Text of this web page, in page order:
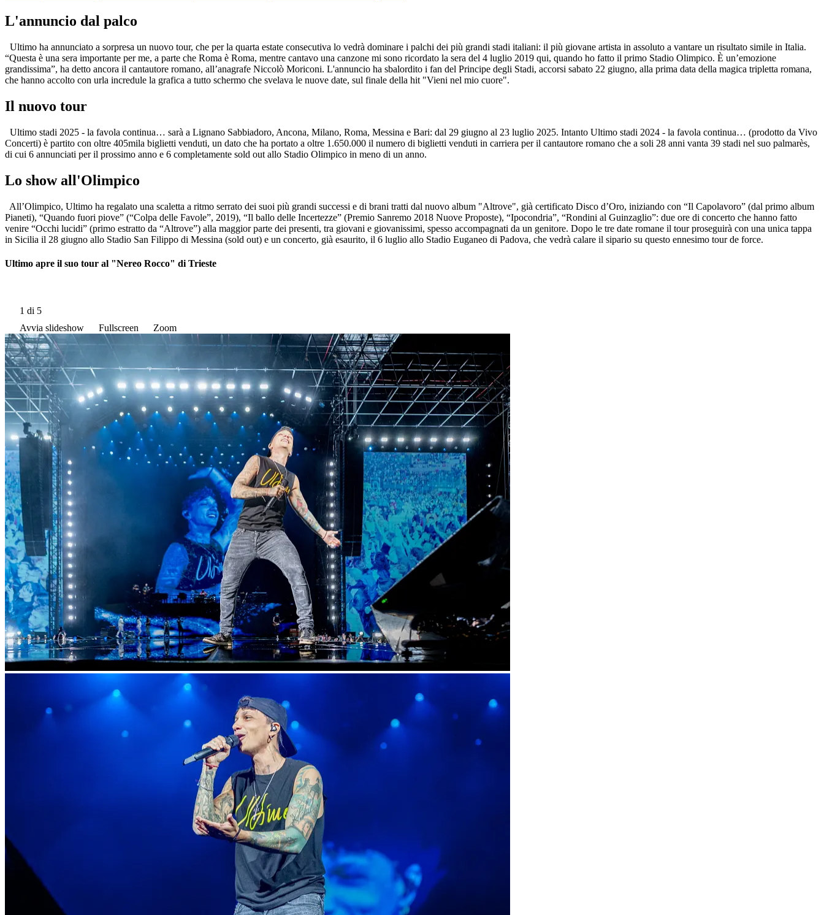
L'annuncio dal palco
Ultimo ha annunciato a sorpresa un nuovo tour, che per la quarta estate consecutiva lo vedrà dominare i palchi dei più grandi stadi italiani: il più giovane artista in assoluto a vantare un risultato simile in Italia.
“Questa è una sera importante per me, a parte che Roma è Roma, mentre cantavo una canzone mi sono ricordato la sera del 4 luglio 2019 qui, quando ho fatto il primo Stadio Olimpico. È un’emozione
grandissima”, ha detto ancora il cantautore romano, all’anagrafe Niccolò Moriconi. L'annuncio ha sbalordito i fan del Principe degli Stadi, accorsi sabato 22 giugno, alla prima data della magica tripletta romana,
che hanno accolto con urla incredule la grafica a tutto schermo che svelava le nuove date, sul finale della hit "Vieni nel mio cuore".
Il nuovo tour
Ultimo stadi 2025 - la favola continua… sarà a Lignano Sabbiadoro, Ancona, Milano, Roma, Messina e Bari: dal 29 giugno al 23 luglio 2025. Intanto Ultimo stadi 2024 - la favola continua… (prodotto da Vivo
Concerti) è partito con oltre 405mila biglietti venduti, un dato che ha portato a oltre 1.650.000 il numero di biglietti venduti in carriera per il cantautore romano che a soli 28 anni vanta 39 stadi nel suo palmarès,
di cui 6 annunciati per il prossimo anno e 6 completamente sold out allo Stadio Olimpico in meno di un anno.
Lo show all'Olimpico
All’Olimpico, Ultimo ha regalato una scaletta a ritmo serrato dei suoi più grandi successi e di brani tratti dal nuovo album "Altrove", già certificato Disco d’Oro, iniziando con “Il Capolavoro” (dal primo album
Pianeti), “Quando fuori piove” (“Colpa delle Favole”, 2019), “Il ballo delle Incertezze” (Premio Sanremo 2018 Nuove Proposte), “Ipocondria”, “Rondini al Guinzaglio”: due ore di concerto che hanno fatto
venire “Occhi lucidi” (primo estratto da “Altrove”) alla maggior parte dei presenti, tra giovani e giovanissimi, spesso accompagnati da un genitore. Dopo le tre date romane il tour proseguirà con una unica tappa
in Sicilia il 28 giugno allo Stadio San Filippo di Messina (sold out) e un concerto, già esaurito, il 6 luglio allo Stadio Euganeo di Padova, che vedrà calare il sipario su questo ennesimo tour de force.
Ultimo apre il suo tour al "Nereo Rocco" di Trieste
1 di 5
Avvia slideshow
Fullscreen Zoom